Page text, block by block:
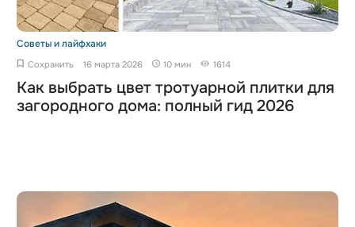
Советы и лайфхаки
Сохранить 16 марта 2026 10 мин 1614
Как выбрать цвет тротуарной плитки для
загородного дома: полный гид 2026